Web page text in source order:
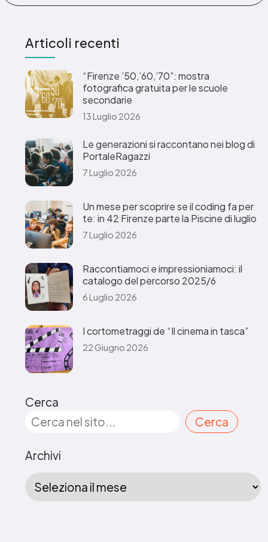
Articoli recenti
“Firenze ’50,’60,’70”: mostra
fotografica gratuita per le scuole
secondarie
13 Luglio 2026
Le generazioni si raccontano nei blog di
PortaleRagazzi
7 Luglio 2026
Un mese per scoprire se il coding fa per
te: in 42 Firenze parte la Piscine di luglio
7 Luglio 2026
Raccontiamoci e impressioniamoci: il
catalogo del percorso 2025/6
6 Luglio 2026
I cortometraggi de “Il cinema in tasca”
22 Giugno 2026
Cerca
Cerca
Archivi